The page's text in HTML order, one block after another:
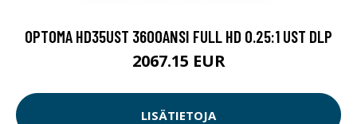
OPTOMA HD35UST 3600ANSI FULL HD 0.25:1 UST DLP
2067.15 EUR
LISÄTIETOJA